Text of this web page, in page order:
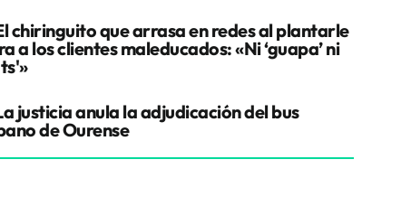
chiringuito que arrasa en redes al plantarle
a los clientes maleducados: «Ni ‘guapa’ ni
ts'»
justicia anula la adjudicación del bus
de Ourense